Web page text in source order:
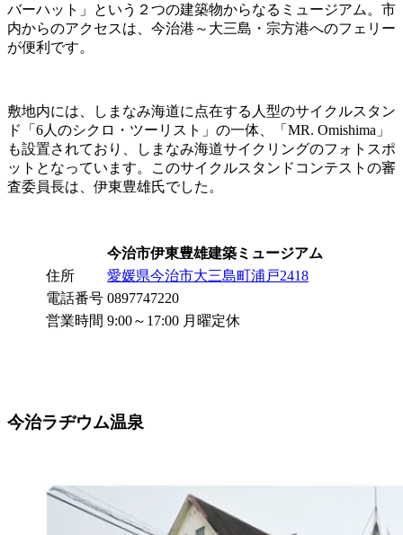
バーハット」という２つの建築物からなるミュージアム。市
内からのアクセスは、今治港～大三島・宗方港へのフェリー
が便利です。
敷地内には、しまなみ海道に点在する人型のサイクルスタン
ド「6人のシクロ・ツーリスト」の一体、「MR. Omishima」
も設置されており、しまなみ海道サイクリングのフォトスポ
ットとなっています。このサイクルスタンドコンテストの審
査委員長は、伊東豊雄氏でした。
今治市伊東豊雄建築ミュージアム
住所
愛媛県今治市大三島町浦戸2418
電話番号 0897747220
営業時間 9:00～17:00 月曜定休
今治ラヂウム温泉